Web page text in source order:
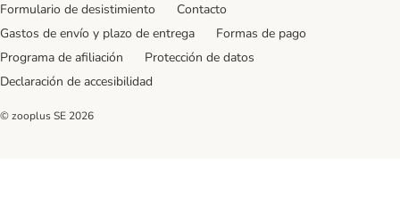
Formulario de desistimiento
Contacto
Gastos de envío y plazo de entrega
Formas de pago
Programa de afiliación
Protección de datos
Declaración de accesibilidad
© zooplus SE 2026